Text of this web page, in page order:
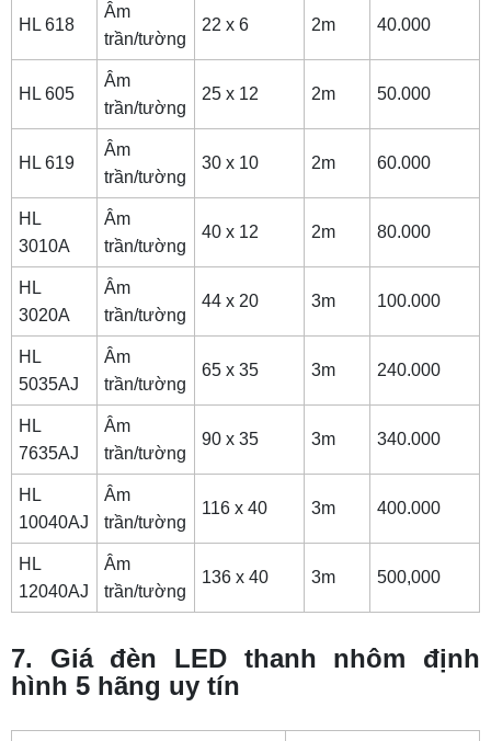
HL 618
Âm
trần/tường
22 x 6 2m 40.000
HL 605
Âm
trần/tường
25 x 12 2m 50.000
HL 619
Âm
trần/tường
30 x 10 2m 60.000
HL
3010A
Âm
trần/tường
40 x 12 2m 80.000
HL
3020A
Âm
trần/tường
44 x 20 3m 100.000
HL
5035AJ
Âm
trần/tường
65 x 35 3m 240.000
HL
7635AJ
Âm
trần/tường
90 x 35 3m 340.000
HL
10040AJ
Âm
trần/tường
116 x 40 3m 400.000
HL
12040AJ
Âm
trần/tường
136 x 40 3m 500,000
7. Giá đèn LED thanh nhôm định
hình 5 hãng uy tín